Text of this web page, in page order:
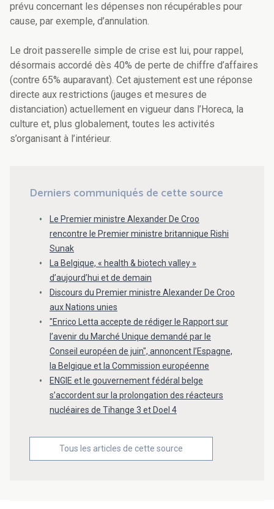
prévu concernant les dépenses non récupérables pour
cause, par exemple, d’annulation.
Le droit passerelle simple de crise est lui, pour rappel,
désormais accordé dès 40% de perte de chiffre d’affaires
(contre 65% auparavant). Cet ajustement est une réponse
directe aux restrictions (jauges et mesures de
distanciation) actuellement en vigueur dans l’Horeca, la
culture et, plus globalement, toutes les activités
s’organisant à l’intérieur.
Derniers communiqués de cette source
Le Premier ministre Alexander De Croo
rencontre le Premier ministre britannique Rishi
Sunak
La Belgique, « health & biotech valley »
d’aujourd’hui et de demain
Discours du Premier ministre Alexander De Croo
aux Nations unies
"Enrico Letta accepte de rédiger le Rapport sur
l’avenir du Marché Unique demandé par le
Conseil européen de juin", annoncent l’Espagne,
la Belgique et la Commission européenne
ENGIE et le gouvernement fédéral belge
s’accordent sur la prolongation des réacteurs
nucléaires de Tihange 3 et Doel 4
Tous les articles de cette source